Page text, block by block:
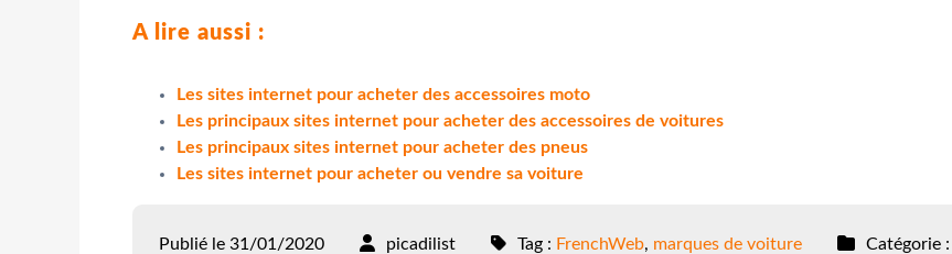
A lire aussi :
Les sites internet pour acheter des accessoires moto
Les principaux sites internet pour acheter des accessoires de voitures
Les principaux sites internet pour acheter des pneus
Les sites internet pour acheter ou vendre sa voiture
Publié le 31/01/2020 picadilist Tag : FrenchWeb, marques de voiture Catégorie :